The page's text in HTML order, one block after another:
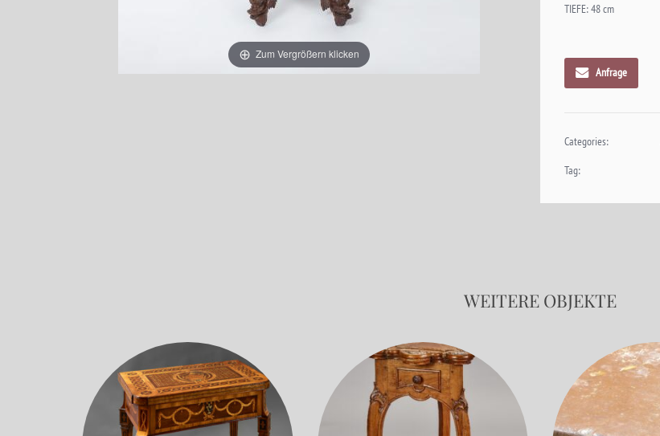
Zum Vergrößern klicken
TIEFE: 48 cm
Anfrage
Categories:
Tag:
WEITERE OBJEKTE